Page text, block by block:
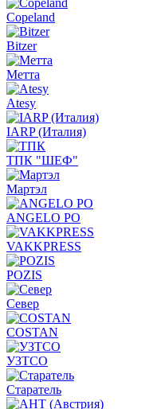
Copeland
Bitzer
Метта
Atesy
IARP (Италия)
ТПК "ШЕФ"
Мартэл
ANGELO PO
VAKKPRESS
POZIS
Север
COSTAN
УЗТСО
Старатель